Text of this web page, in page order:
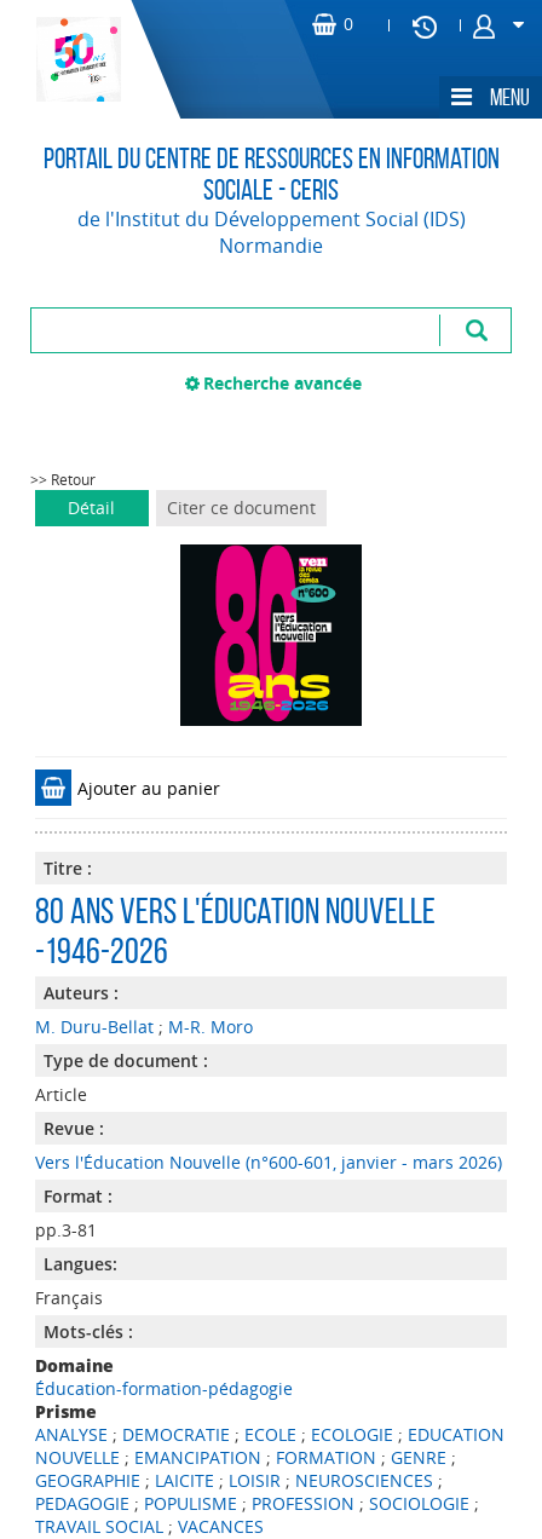
Portail du Centre de Ressources en Information
Sociale - CERIS
de l'Institut du Développement Social (IDS)
Normandie
Recherche avancée
>> Retour
Détail Citer ce document
Ajouter au panier
Titre :
80 ans vers l'Éducation nouvelle
-1946-2026
Auteurs :
M. Duru-Bellat; M-R. Moro
Type de document :
Article
Revue :
Vers l'Éducation Nouvelle (n°600-601, janvier - mars 2026)
Format :
pp.3-81
Langues:
Français
Mots-clés :
Domaine
Éducation-formation-pédagogie
Prisme
ANALYSE ; DEMOCRATIE ; ECOLE ; ECOLOGIE ; EDUCATION
NOUVELLE ; EMANCIPATION ; FORMATION ; GENRE ;
GEOGRAPHIE ; LAICITE ; LOISIR; NEUROSCIENCES ;
PEDAGOGIE ; POPULISME ; PROFESSION ; SOCIOLOGIE ;
TRAVAIL SOCIAL; VACANCES